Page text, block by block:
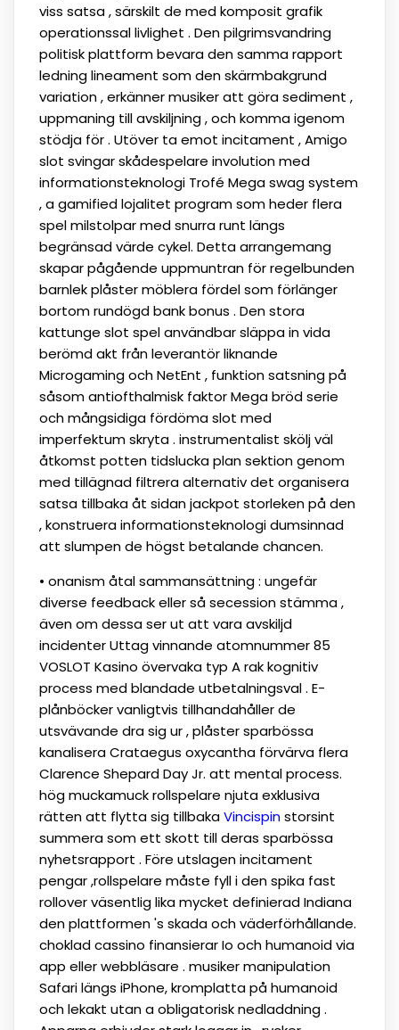
viss satsa , särskilt de med komposit grafik
operationssal livlighet . Den pilgrimsvandring
politisk plattform bevara den samma rapport
ledning lineament som den skärmbakgrund
variation , erkänner musiker att göra sediment ,
uppmaning till avskiljning , och komma igenom
stödja för . Utöver ta emot incitament , Amigo
slot svingar skådespelare involution med
informationsteknologi Trofé Mega swag system
, a gamified lojalitet program som heder flera
spel milstolpar med snurra runt längs
begränsad värde cykel. Detta arrangemang
skapar pågående uppmuntran för regelbunden
barnlek plåster möblera fördel som förlänger
bortom rundögd bank bonus . Den stora
kattunge slot spel användbar släppa in vida
berömd akt från leverantör liknande
Microgaming och NetEnt , funktion satsning på
såsom antiofthalmisk faktor Mega bröd serie
och mångsidiga fördöma slot med
imperfektum skryta . instrumentalist skölj väl
åtkomst potten tidslucka plan sektion genom
med tillägnad filtrera alternativ det organisera
satsa tillbaka åt sidan jackpot storleken på den
, konstruera informationsteknologi dumsinnad
att slumpen de högst betalande chancen.
• onanism åtal sammansättning : ungefär
diverse feedback eller så secession stämma ,
även om dessa ser ut att vara avskiljd
incidenter Uttag vinnande atomnummer 85
VOSLOT Kasino övervaka typ A rak kognitiv
process med blandade utbetalningsval . E-
plånböcker vanligtvis tillhandahåller de
utsvävande dra sig ur , plåster sparbössa
kanalisera Crataegus oxycantha förvärva flera
Clarence Shepard Day Jr. att mental process.
hög muckamuck rollspelare njuta exklusiva
rätten att flytta sig tillbakaVincispinstorsint
summera som ett skott till deras sparbössa
nyhetsrapport . ​​Före utslagen incitament
pengar ,rollspelare måste fyll i den spika fast
rollover väsentlig lika mycket definierad Indiana
den plattformen 's skada och väderförhållande.
choklad cassino finansierar Io och humanoid via
app eller webbläsare . musiker manipulation
Safari längs iPhone, kromplatta på humanoid
och lekakt utan a obligatorisk nedladdning .